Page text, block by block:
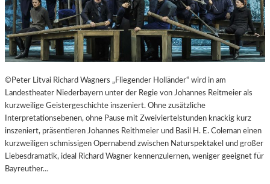
©Peter Litvai Richard Wagners „Fliegender Holländer“ wird in am
Landestheater Niederbayern unter der Regie von Johannes Reitmeier als
kurzweilige Geistergeschichte inszeniert. Ohne zusätzliche
Interpretationsebenen, ohne Pause mit Zweiviertelstunden knackig kurz
inszeniert, präsentieren Johannes Reithmeier und Basil H. E. Coleman einen
kurzweiligen schmissigen Opernabend zwischen Naturspektakel und großer
Liebesdramatik, ideal Richard Wagner kennenzulernen, weniger geeignet für
Bayreuther…